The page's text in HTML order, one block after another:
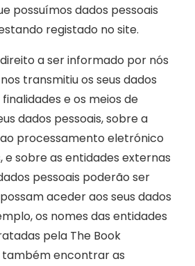
possuímos dados pessoais
registado no site.
a ser informado por nós
transmitiu os seus dados
e os meios de
dados pessoais, sobre a
processamento eletrónico
e sobre as entidades externas
pessoais poderão ser
aceder aos seus dados
os nomes das entidades
pela The Book
também encontrar as